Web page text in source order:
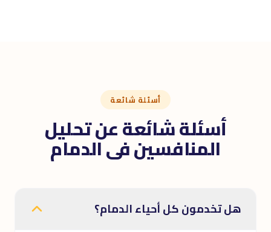
أسئلة شائعة
أسئلة شائعة عن تحليل
المنافسين فى الدمام
هل تخدمون كل أحياء الدمام؟